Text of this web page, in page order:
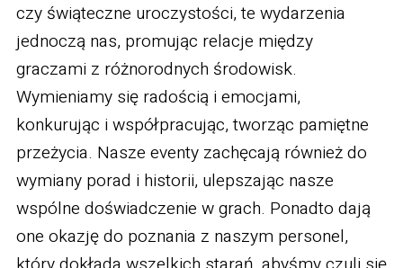
czy świąteczne uroczystości, te wydarzenia
jednoczą nas, promując relacje między
graczami z różnorodnych środowisk.
Wymieniamy się radością i emocjami,
konkurując i współpracując, tworząc pamiętne
przeżycia. Nasze eventy zachęcają również do
wymiany porad i historii, ulepszając nasze
wspólne doświadczenie w grach. Ponadto dają
one okazję do poznania z naszym personel,